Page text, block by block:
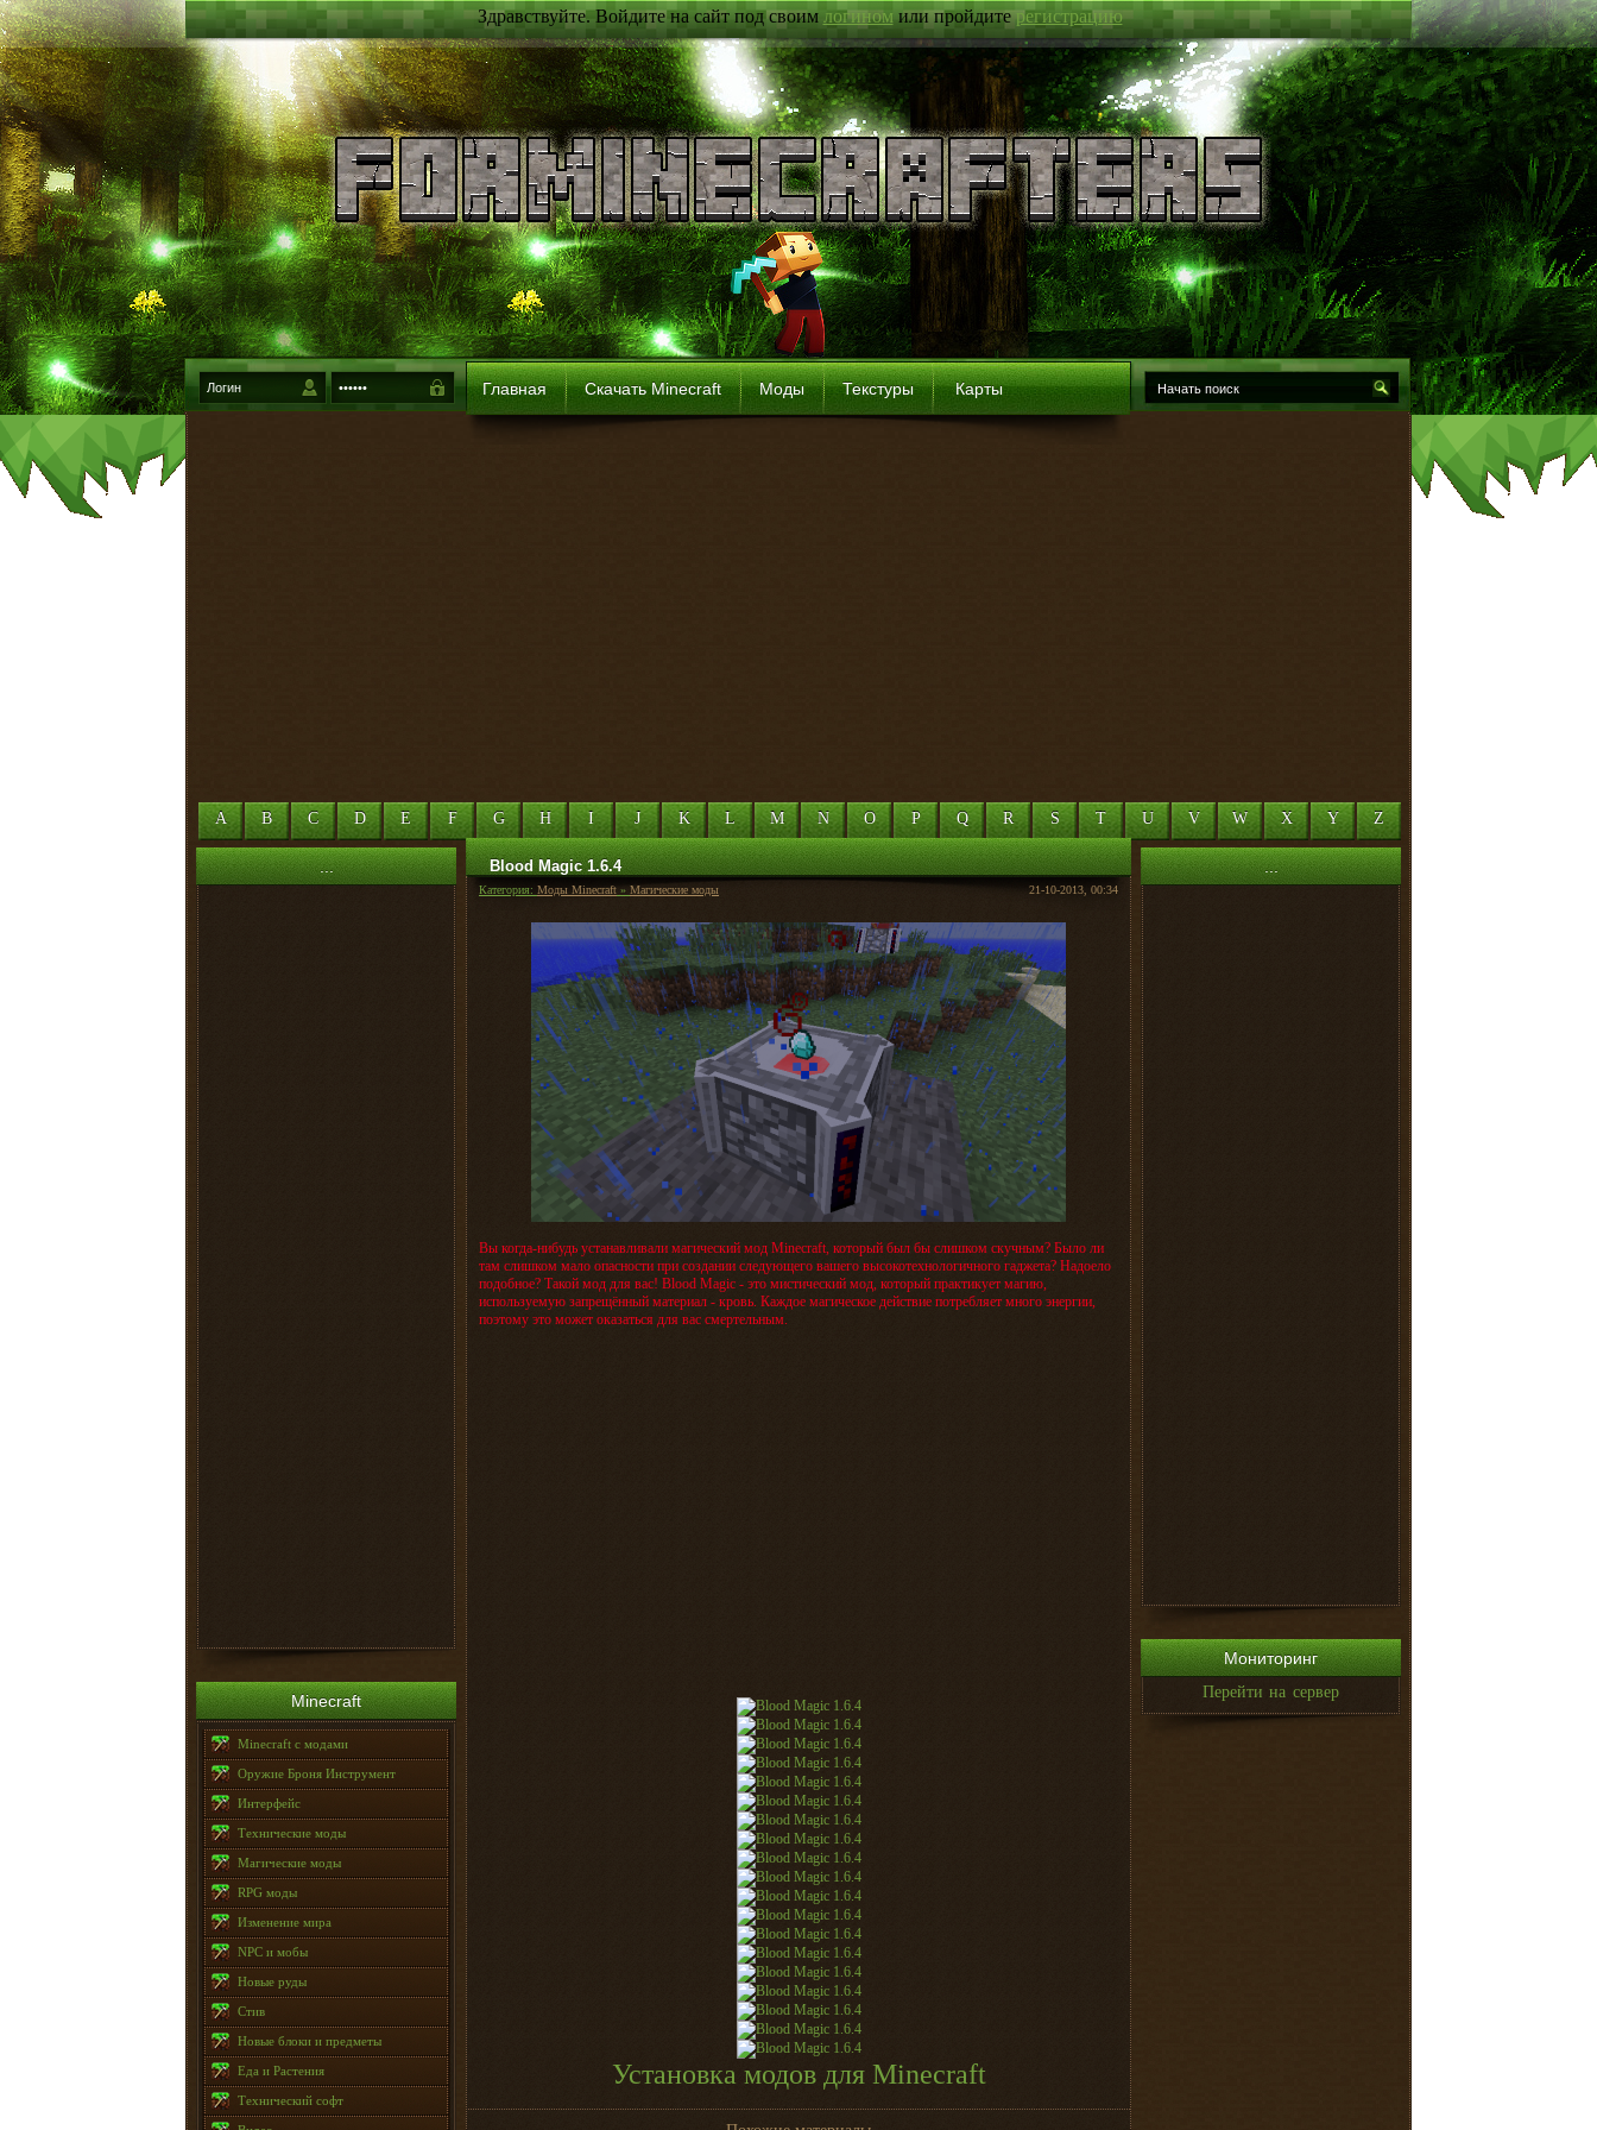
Здравствуйте. Войдите на сайт под своим логиномили пройдитерегистрацию
Главная Скачать Minecraft Моды Текстуры Карты
A B C D E F G H I J K L M N O P Q R S T U V W X Y Z
...
Minecraft
Minecraft с модами
Оружие Броня Инструмент
Интерфейс
Технические моды
Магические моды
RPG моды
Изменение мира
NPC и мобы
Новые руды
Стив
Новые блоки и предметы
Еда и Растения
Технический софт
...
Мониторинг
Перейти на сервер
Blood Magic 1.6.4
Категория: Моды Minecraft » Магические моды 21-10-2013, 00:34
Вы когда-нибудь устанавливали магический мод Minecraft, который был бы слишком скучным? Было ли
там слишком мало опасности при создании следующего вашего высокотехнологичного гаджета? Надоело
подобное? Такой мод для вас! Blood Magic - это мистический мод, который практикует магию,
используемую запрещённый материал - кровь. Каждое магическое действие потребляет много энергии,
поэтому это может оказаться для вас смертельным.
Установка модов для Minecraft